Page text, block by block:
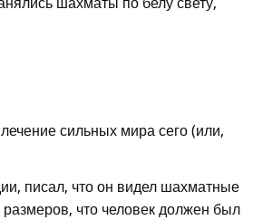
сильных мира сего (или,
писал, что он видел шахматные
что человек должен был